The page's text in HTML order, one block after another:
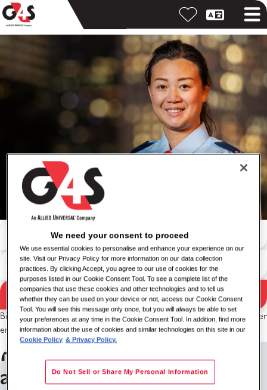
Suchergebnisse
Suche nach Standort
Suchen
Bitte versuchen Sie eine andere Stichwort-/Standortkombination oder
erweitern Sie Ihre Suchkriterien.
Für Job-Benachrichtigungen
anmelden
We need your consent to proceed
We use essential cookies to personalise and enhance your experience on our
site. Visit our Privacy Policy for more information on our data collection
practices. By clicking Accept, you agree to our use of cookies for the
purposes listed in our Cookie Consent Tool. To see a complete list of the
companies that use these cookies and other technologies and to tell us
whether they can be used on your device or not, access our Cookie Consent
Tool. You will see this message only once, but you will always be able to set
your preferences at any time in the Cookie Consent Tool. In addition, find more
information about the use of cookies and similar technologies on this site in our
Cookie Policy & Privacy Policy.
Do Not Sell or Share My Personal Information